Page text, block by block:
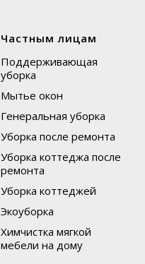
Частным лицам
Поддерживающая
уборка
Мытье окон
Генеральная уборка
Уборка после ремонта
Уборка коттеджа после
ремонта
Уборка коттеджей
Экоуборка
Химчистка мягкой
мебели на дому